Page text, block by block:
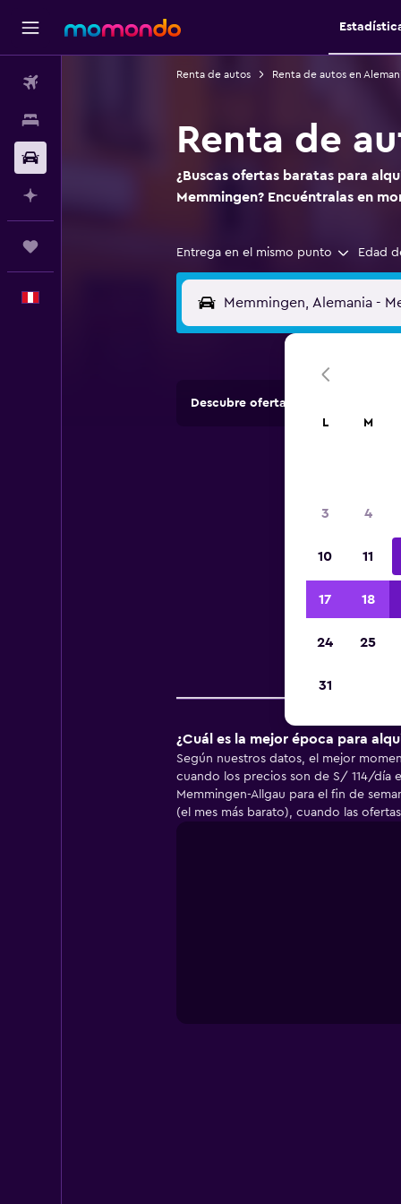
Renta de autos Renta de autos en
Renta de
¿Buscas ofertas baratas para
Memmingen? Encuéntralas en
Entrega en el mismo punto Edad
Descubre ofertas de agencias de
¿Cuál es la mejor época para
Según nuestros datos, el mejor
cuando los precios son de S/ 114/día
Memmingen-Allgau para el fin de
(el mes más barato), cuando las
L M
3 4
10 11
17 18
24 25
31